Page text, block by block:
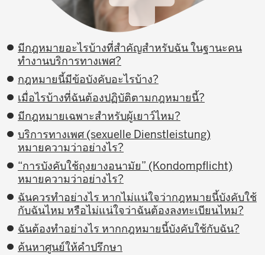
มีกฎหมายอะไรบ้างที่สำคัญสำหรับฉัน ในฐานะคน
ทำงานบริการทางเพศ?
กฎหมายนี้มีข้อบังคับอะไรบ้าง?
เมื่อไรบ้างที่ฉันต้องปฏิบัติตามกฎหมายนี้?
มีกฎหมายเฉพาะสำหรับผู้เยาว์ไหม?
บริการทางเพศ (sexuelle Dienstleistung)
หมายความว่าอย่างไร?
“การบังคับใช้ถุงยางอนามัย” (Kondompflicht)
หมายความว่าอย่างไร?
ฉันควรทำอย่างไร หากไม่แน่ใจว่ากฎหมายนี้บังคับใช้
กับฉันไหม หรือไม่แน่ใจว่าฉันต้องลงทะเบียนไหม?
ฉันต้องทำอย่างไร หากกฎหมายนี้บังคับใช้กับฉัน?
ค้นหาศูนย์ให้คำปรึกษา